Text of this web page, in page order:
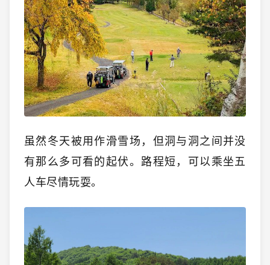
虽然冬天被用作滑雪场，但洞与洞之间并没
有那么多可看的起伏。路程短，可以乘坐五
人车尽情玩耍。